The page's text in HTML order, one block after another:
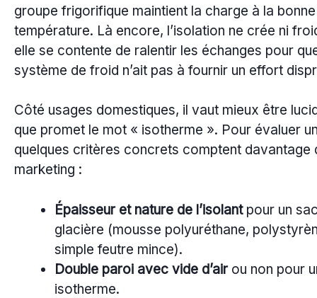
groupe frigorifique maintient la charge à la bonne
température. Là encore, l’isolation ne crée ni
elle se contente de ralentir les échanges pour
système de froid n’ait pas à fournir un effort
Côté usages domestiques, il vaut mieux être
que promet le mot « isotherme ». Pour évaluer
quelques critères concrets comptent davantage
marketing :
Épaisseur et nature de l’isolantpour un
glacière (mousse polyuréthane,
simple feutre mince).
Double paroi avec vide d’airou non pour
isotherme.